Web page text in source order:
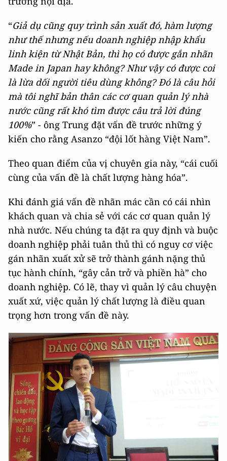
“Giả dụ cũng quy trình sản xuất đó, hàm lượng
như thế nhưng nếu doanh nghiệp nhập khẩu
linh kiện từ Nhật Bản, thì họ có được gắn nhãn
Made in Japan hay không? Như vậy có được coi
là lừa dối người tiêu dùng không? Đó là câu hỏi
mà tôi nghĩ bản thân các cơ quan quản lý nhà
nước cũng rất khó tìm được câu trả lời đúng
100%” - ông Trung đặt vấn đề trước những ý
kiến cho rằng Asanzo “đội lốt hàng Việt Nam”.
Theo quan điểm của vị chuyên gia này, “cái cuối
cùng của vấn đề là chất lượng hàng hóa”.
Khi đánh giá vấn đề nhãn mác cần có cái nhìn
khách quan và chia sẻ với các cơ quan quản lý
nhà nước. Nếu chúng ta đặt ra quy định và buộc
doanh nghiệp phải tuân thủ thì có nguy cơ việc
gán nhãn xuất xử sẽ trở thành gánh nặng thủ
tục hành chính, “gây cản trở và phiền hà” cho
doanh nghiệp. Có lẽ, thay vì quản lý câu chuyện
xuất xứ, việc quản lý chất lượng là điều quan
trọng hơn trong vấn đề này.